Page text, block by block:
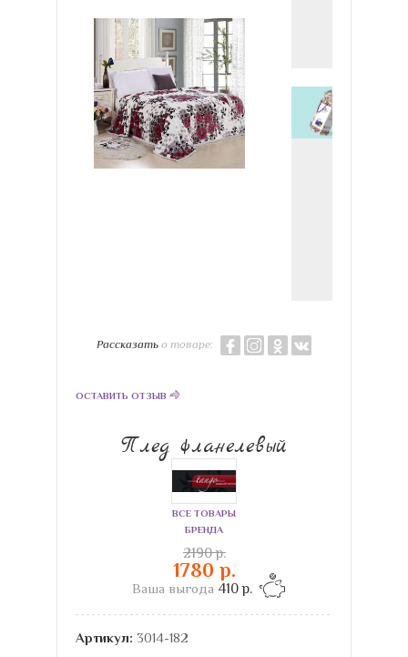
Рассказать о товаре:
ОСТАВИТЬ ОТЗЫВ
Плед фланелевый
ВСЕ ТОВАРЫ
БРЕНДА
2190 р.
1780 р.
Ваша выгода 410 р.
Артикул: 3014-182